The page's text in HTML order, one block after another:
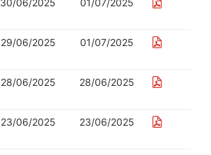
30/06/2025 01/07/2025
29/06/2025 01/07/2025
28/06/2025 28/06/2025
23/06/2025 23/06/2025